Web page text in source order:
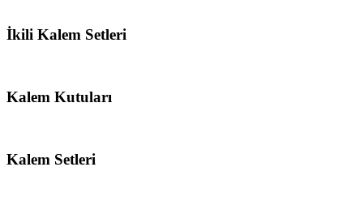
İkili Kalem Setleri
Kalem Kutuları
Kalem Setleri